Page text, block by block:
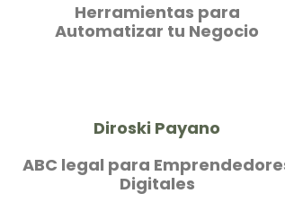
Herramientas para
Automatizar tu Negocio
Diroski Payano
ABC legal para
Digitales